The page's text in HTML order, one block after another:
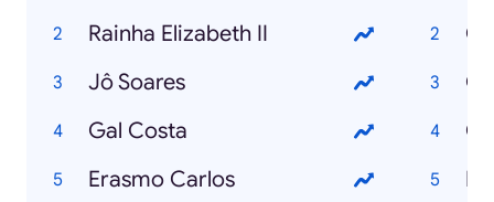
Rainha Elizabeth II
Jô Soares
Gal Costa
Erasmo Carlos